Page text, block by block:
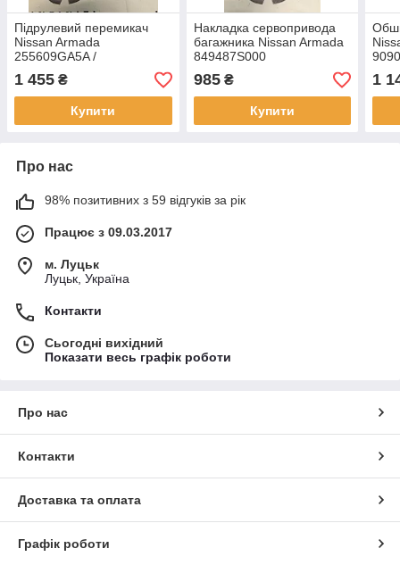
Підрулевий перемикач
Nissan Armada
255609GA5A /
25260CA000
1 455 ₴
Купити
Накладка сервопривода
багажника Nissan Armada
849487S000
985₴
Купити
1
Про нас
98% позитивних з 59 відгуків за рік
Працює з 09.03.2017
м. Луцьк
Луцьк, Україна
Контакти
Сьогодні вихідний
Показати весь графік роботи
Про нас
Контакти
Доставка та оплата
Графік роботи